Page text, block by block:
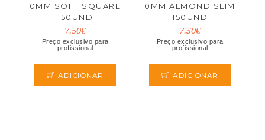
0MM SOFT SQUARE
150UND
7.50€
Preço exclusivo para
profissional
ADICIONAR
0MM ALMOND SLIM
150UND
7.50€
Preço exclusivo para
profissional
ADICIONAR